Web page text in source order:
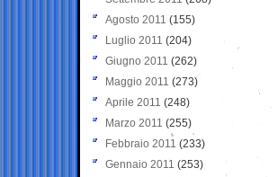
Agosto 2011 (155)
Luglio 2011 (204)
Giugno 2011 (262)
Maggio 2011 (273)
Aprile 2011 (248)
Marzo 2011 (255)
Febbraio 2011 (233)
Gennaio 2011 (253)